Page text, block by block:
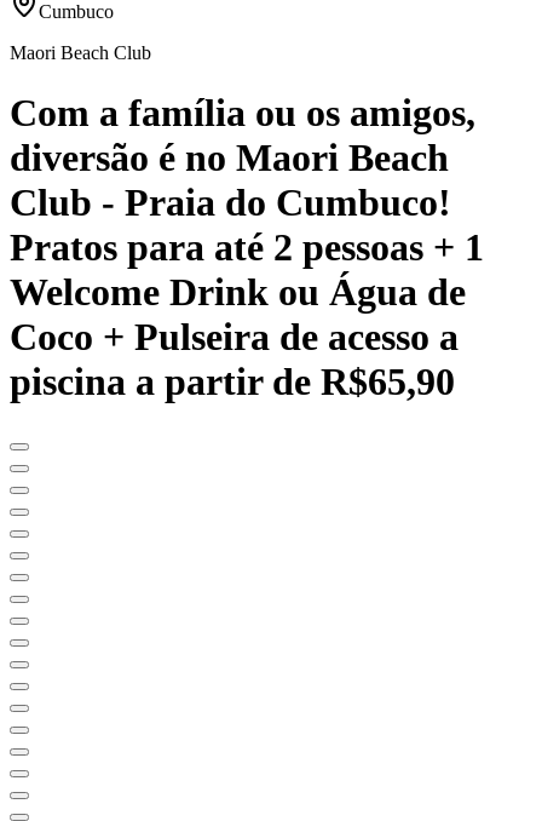
Cumbuco
Maori Beach Club
Com a família ou os amigos,
diversão é no Maori Beach
Club - Praia do Cumbuco!
Pratos para até 2 pessoas + 1
Welcome Drink ou Água de
Coco + Pulseira de acesso a
piscina a partir de R$65,90